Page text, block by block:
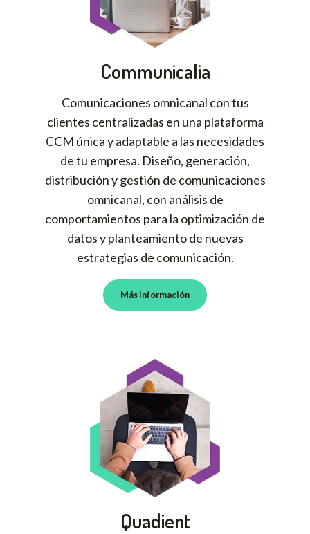
Communicalia
Comunicaciones omnicanal con tus
clientes centralizadas en una plataforma
CCM única y adaptable a las necesidades
de tu empresa. Diseño, generación,
distribución y gestión de comunicaciones
omnicanal, con análisis de
comportamientos para la optimización de
datos y planteamiento de nuevas
estrategias de comunicación.
Más información
Quadient